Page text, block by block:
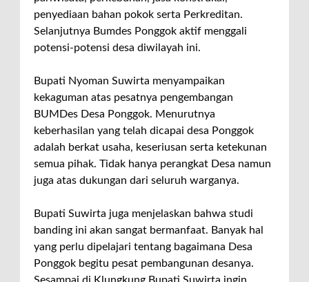
penyediaan bahan pokok serta Perkreditan.
Selanjutnya Bumdes Ponggok aktif menggali
potensi-potensi desa diwilayah ini.
Bupati Nyoman Suwirta menyampaikan
kekaguman atas pesatnya pengembangan
BUMDes Desa Ponggok. Menurutnya
keberhasilan yang telah dicapai desa Ponggok
adalah berkat usaha, keseriusan serta ketekunan
semua pihak. Tidak hanya perangkat Desa namun
juga atas dukungan dari seluruh warganya.
Bupati Suwirta juga menjelaskan bahwa studi
banding ini akan sangat bermanfaat. Banyak hal
yang perlu dipelajari tentang bagaimana Desa
Ponggok begitu pesat pembangunan desanya.
Sesampai di Klungkung Bupati Suwirta ingin